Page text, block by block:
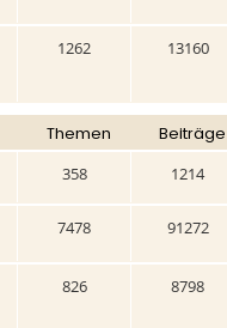
1262 13160
Themen Beiträge
358 1214
7478 91272
826 8798